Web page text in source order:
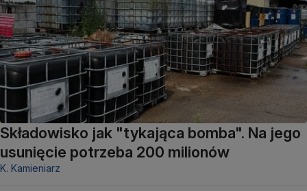
Składowisko jak "tykająca bomba". Na jego
usunięcie potrzeba 200 milionów
K. Kamieniarz